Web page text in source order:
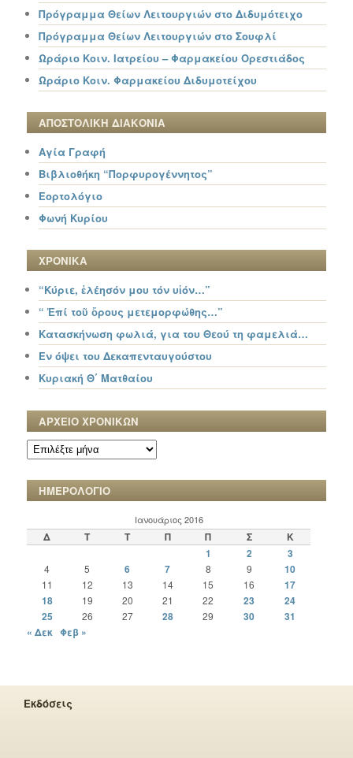
Πρόγραμμα Θείων Λειτουργιών στο Διδυμότειχο
Πρόγραμμα Θείων Λειτουργιών στο Σουφλί
Ωράριο Κοιν. Ιατρείου – Φαρμακείου Ορεστιάδος
Ωράριο Κοιν. Φαρμακείου Διδυμοτείχου
ΑΠΟΣΤΟΛΙΚΗ ΔΙΑΚΟΝΙΑ
Αγία Γραφή
Βιβλιοθήκη “Πορφυρογέννητος”
Εορτολόγιο
Φωνή Κυρίου
ΧΡΟΝΙΚΑ
“Κύριε, ἐλέησόν μου τόν υἱόν…”
“ Ἐπί τοῦ ὄρους μετεμορφώθης…”
Κατασκήνωση φωλιά, για του Θεού τη φαμελιά…
Εν όψει του Δεκαπενταυγούστου
Κυριακή Θ΄ Ματθαίου
ΑΡΧΕΙΟ ΧΡΟΝΙΚΩΝ
ΑΡΧΕΙΟ
ΧΡΟΝΙΚΩΝ
ΗΜΕΡΟΛΟΓΙΟ
Ιανουάριος 2016
Δ Τ Τ Π Π Σ
Κ
1
2 3
4 5 6 7 8 9 10
11 12 13 14 15 16
17
18
19 20 21 22 23
24
25
26 27 28 29 30
31
« Δεκ Φεβ »
Εκδόσεις